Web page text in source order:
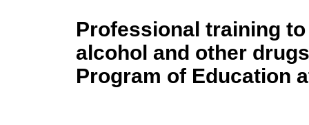
Professional training
alcohol and other
Program of Education